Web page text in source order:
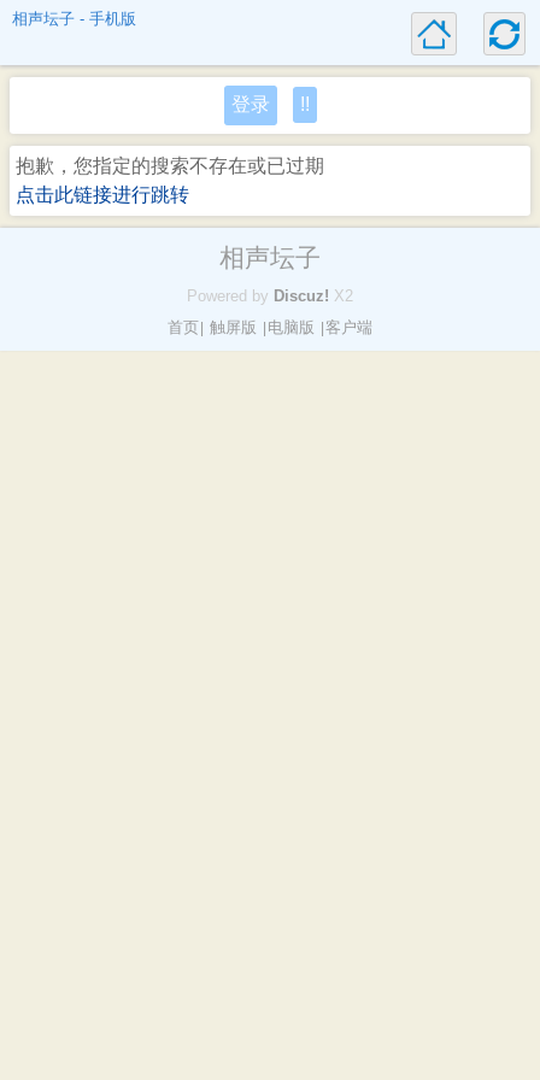
相声坛子 - 手机版
登录 !!
抱歉，您指定的搜索不存在或已过期
点击此链接进行跳转
相声坛子
Powered by Discuz! X2
首页 触屏版 电脑版 客户端